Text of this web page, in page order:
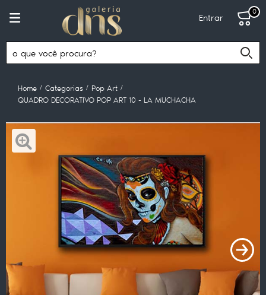
Entrar
0
Home Categorias
Pop Art
QUADRO DECORATIVO POP ART 10 - LA MUCHACHA